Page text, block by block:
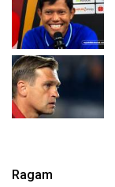
Ragam